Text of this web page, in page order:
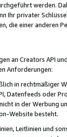
werden.
Ihr privater
die einer anderen
an Creators API
Anforderungen:
in rechtmäßiger
Datenfeeds oder
in der Werbung
Website besteht.
Leitlinien und